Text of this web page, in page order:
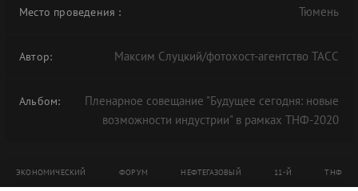
Место проведения : Тюмень
Автор: Максим Слуцкий/фотохост-агентство ТАСС
Альбом:
Пленарное совещание "Будущее сегодня: новые
возможности индустрии" в рамках ТНФ-2020
ЭКОНОМИЧЕСКИЙ ФОРУМ НЕФТЕГАЗОВЫЙ 11-Й ТНФ